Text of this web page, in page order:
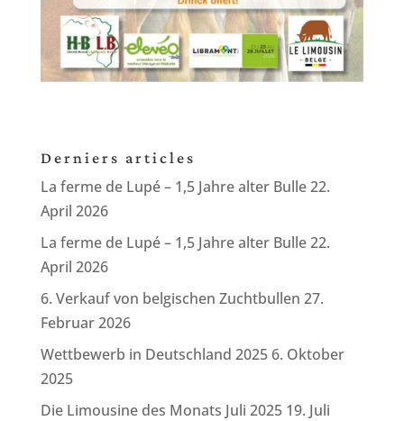
Derniers articles
La ferme de Lupé – 1,5 Jahre alter Bulle22.
April 2026
La ferme de Lupé – 1,5 Jahre alter Bulle22.
April 2026
6. Verkauf von belgischen Zuchtbullen 27.
Februar 2026
Wettbewerb in Deutschland 2025 6. Oktober
2025
Die Limousine des Monats Juli 2025 19. Juli